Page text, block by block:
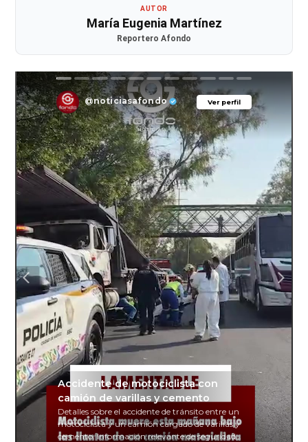
AUTOR
María Eugenia Martínez
Reportero Afondo
Ver perfil
@noticiasafondo Ver perfil
Accidente de motociclista con
camión de varillas y cemento
Detalles sobre el accidente de tránsito entre un
motociclista y un camión cargado de varillas y
cemento. Información relevante de seguridad